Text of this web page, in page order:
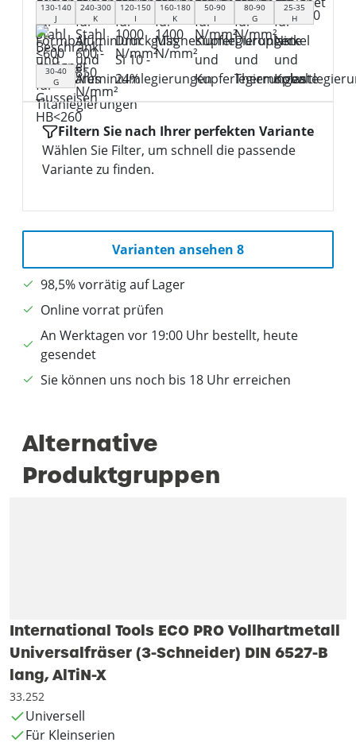
130-140
J
240-300
K
120-150
I
160-180
K
50-90
I
80-90
G
25-35
H
30-40
G
Filtern Sie nach Ihrer perfekten Variante
Wählen Sie Filter, um schnell die passende
Variante zu finden.
Varianten ansehen 8
98,5% vorrätig auf Lager
Online vorrat prüfen
An Werktagen vor 19:00 Uhr bestellt, heute
gesendet
Sie können uns noch bis 18 Uhr erreichen
Alternative
Produktgruppen
International Tools ECO PRO Vollhartmetall
Universalfräser (3-Schneider) DIN 6527-B
lang, AlTiN-X
33.252
Universell
Für Kleinserien